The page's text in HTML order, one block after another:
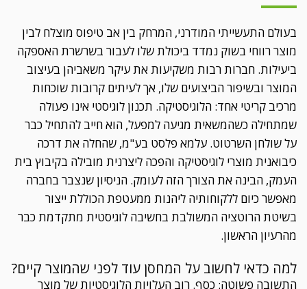
בעולם התעשייתי המודרני, המרחק בין אב טיפוס מוצלח לבין
מוצר רווחי בשוק נמדד ביכולת שלו לעבור בשרשרת האספקה
ביעילות. חברות רבות משקיעות את עיקר משאביהן בעיצוב
המוצר ובשיפור הביצועים שלו, אך לעיתים קרובות שוכחות
מרכיב קריטי אחד: הלוגיסטיקה. תכנון לוגיסטי אינו פעולה
שמתחילה כשהמשאית מגיעה למפעל, הוא חייב להתחיל כבר
על שולחן השרטוט. עלמא פלסט בע"מ, שהחלה את דרכה
כיבואנית מוצרי לוגיסטיקה והפכה ליצרנית מובילה בקיבוץ בית
העמק, הבינה את הצורך הזה לעומק. הניסיון שנצבר בחברה
מאפשר כיום ללקוחותיה ליהנות ממעטפת הכוללת ייצור
בשיטת הרוטציה המשולבת בחשיבה לוגיסטית מתקדמת כבר
מהרעיון הראשון.
למה כדאי לחשוב על המחסן עוד לפני שהמוצר קיים?
התשובה פשוטה: כסף. רוב העלויות הלוגיסטיות של מוצר